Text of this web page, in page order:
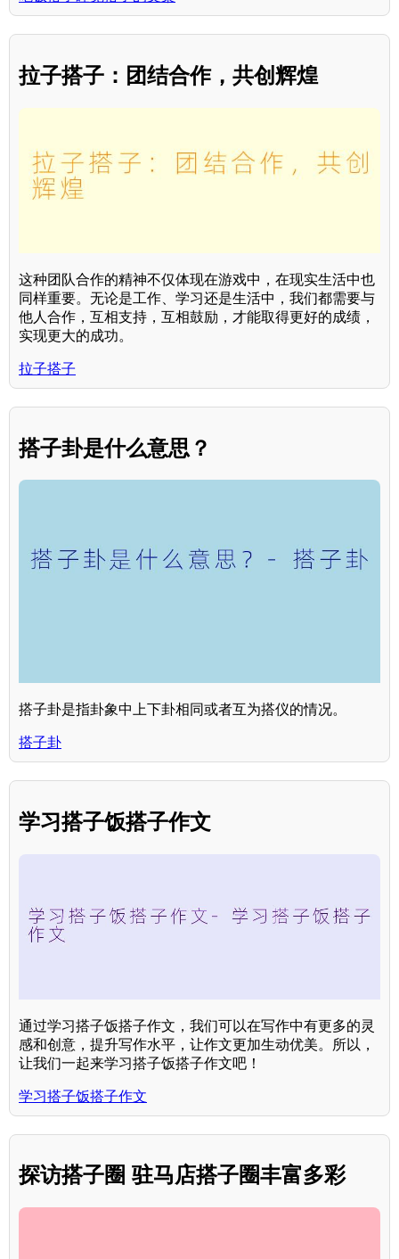
拉子搭子：团结合作，共创辉煌
这种团队合作的精神不仅体现在游戏中，在现实生活中也
同样重要。无论是工作、学习还是生活中，我们都需要与
他人合作，互相支持，互相鼓励，才能取得更好的成绩，
实现更大的成功。
拉子搭子
搭子卦是什么意思？
搭子卦是指卦象中上下卦相同或者互为搭仪的情况。
搭子卦
学习搭子饭搭子作文
通过学习搭子饭搭子作文，我们可以在写作中有更多的灵
感和创意，提升写作水平，让作文更加生动优美。所以，
让我们一起来学习搭子饭搭子作文吧！
学习搭子饭搭子作文
探访搭子圈 驻马店搭子圈丰富多彩